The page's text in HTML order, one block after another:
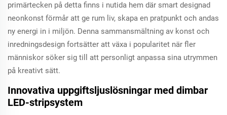
primärtecken på detta finns i nutida hem där smart designad
neonkonst förmår att ge rum liv, skapa en pratpunkt och andas
ny energi in i miljön. Denna sammansmältning av konst och
inredningsdesign fortsätter att växa i popularitet när fler
människor söker sig till att personligt anpassa sina utrymmen
på kreativt sätt.
Innovativa uppgiftsljuslösningar med dimbar
LED-stripsystem